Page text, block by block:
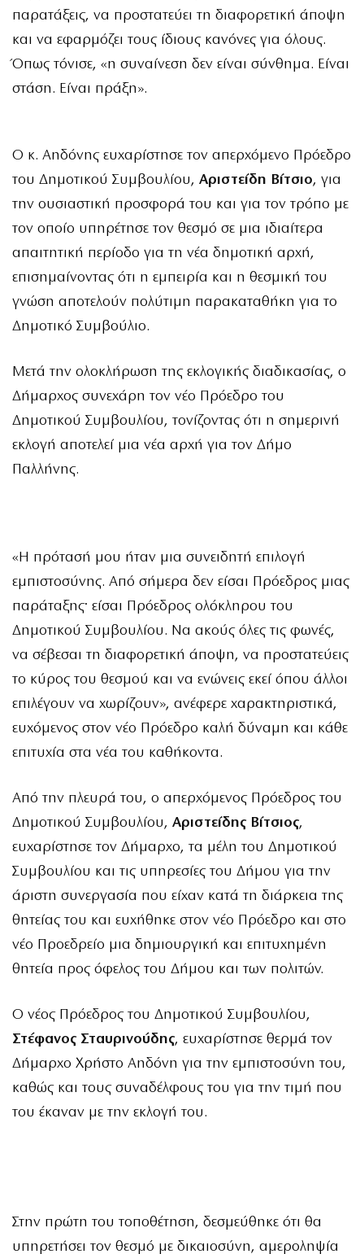
παρατάξεις, να προστατεύει τη διαφορετική άποψη
και να εφαρμόζει τους ίδιους κανόνες για όλους.
Όπως τόνισε, «η συναίνεση δεν είναι σύνθημα. Είναι
στάση. Είναι πράξη».
Ο κ. Αηδόνης ευχαρίστησε τον απερχόμενο Πρόεδρο
του Δημοτικού Συμβουλίου, Αριστείδη Βίτσιο, για
την ουσιαστική προσφορά του και για τον τρόπο με
τον οποίο υπηρέτησε τον θεσμό σε μια ιδιαίτερα
απαιτητική περίοδο για τη νέα δημοτική αρχή,
επισημαίνοντας ότι η εμπειρία και η θεσμική του
γνώση αποτελούν πολύτιμη παρακαταθήκη για το
Δημοτικό Συμβούλιο.
Μετά την ολοκλήρωση της εκλογικής διαδικασίας, ο
Δήμαρχος συνεχάρη τον νέο Πρόεδρο του
Δημοτικού Συμβουλίου, τονίζοντας ότι η σημερινή
εκλογή αποτελεί μια νέα αρχή για τον Δήμο
Παλλήνης.
«Η πρότασή μου ήταν μια συνειδητή επιλογή
εμπιστοσύνης. Από σήμερα δεν είσαι Πρόεδρος μιας
παράταξης· είσαι Πρόεδρος ολόκληρου του
Δημοτικού Συμβουλίου. Να ακούς όλες τις φωνές,
να σέβεσαι τη διαφορετική άποψη, να προστατεύεις
το κύρος του θεσμού και να ενώνεις εκεί όπου άλλοι
επιλέγουν να χωρίζουν», ανέφερε χαρακτηριστικά,
ευχόμενος στον νέο Πρόεδρο καλή δύναμη και κάθε
επιτυχία στα νέα του καθήκοντα.
Από την πλευρά του, ο απερχόμενος Πρόεδρος του
Δημοτικού Συμβουλίου, Αριστείδης Βίτσιος,
ευχαρίστησε τον Δήμαρχο, τα μέλη του Δημοτικού
Συμβουλίου και τις υπηρεσίες του Δήμου για την
άριστη συνεργασία που είχαν κατά τη διάρκεια της
θητείας του και ευχήθηκε στον νέο Πρόεδρο και στο
νέο Προεδρείο μια δημιουργική και επιτυχημένη
θητεία προς όφελος του Δήμου και των πολιτών.
Ο νέος Πρόεδρος του Δημοτικού Συμβουλίου,
Στέφανος Σταυρινούδης, ευχαρίστησε θερμά τον
Δήμαρχο Χρήστο Αηδόνη για την εμπιστοσύνη του,
καθώς και τους συναδέλφους του για την τιμή που
του έκαναν με την εκλογή του.
Στην πρώτη του τοποθέτηση, δεσμεύθηκε ότι θα
υπηρετήσει τον θεσμό με δικαιοσύνη, αμεροληψία